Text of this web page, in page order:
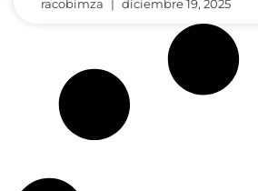
racobimza diciembre 19, 2025